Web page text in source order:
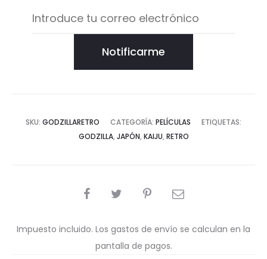
Notificarme
SKU: GODZILLARETRO CATEGORÍA: PELÍCULAS
ETIQUETAS:
GODZILLA, JAPÓN, KAIJU, RETRO
COMPARTIR
Impuesto incluido. Los gastos de envío se calculan en la
pantalla de pagos.